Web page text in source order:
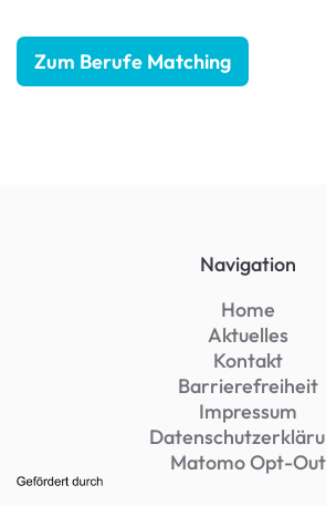
Zum Berufe Matching
Navigation
Home
Aktuelles
Kontakt
Barrierefreiheit
Impressum
Matomo Opt-Out